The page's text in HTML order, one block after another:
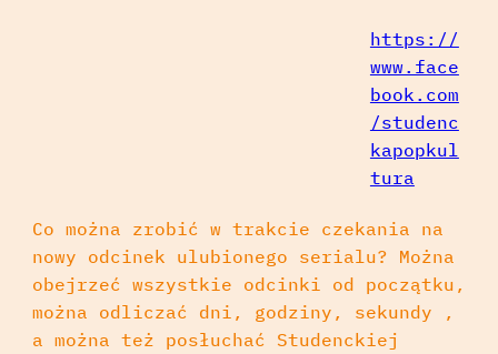
https://
www.face
book.com
/studenc
kapopkul
tura
Co można zrobić w trakcie czekania na
nowy odcinek ulubionego serialu? Można
obejrzeć wszystkie odcinki od początku,
można odliczać dni, godziny, sekundy ,
a można też posłuchać Studenckiej